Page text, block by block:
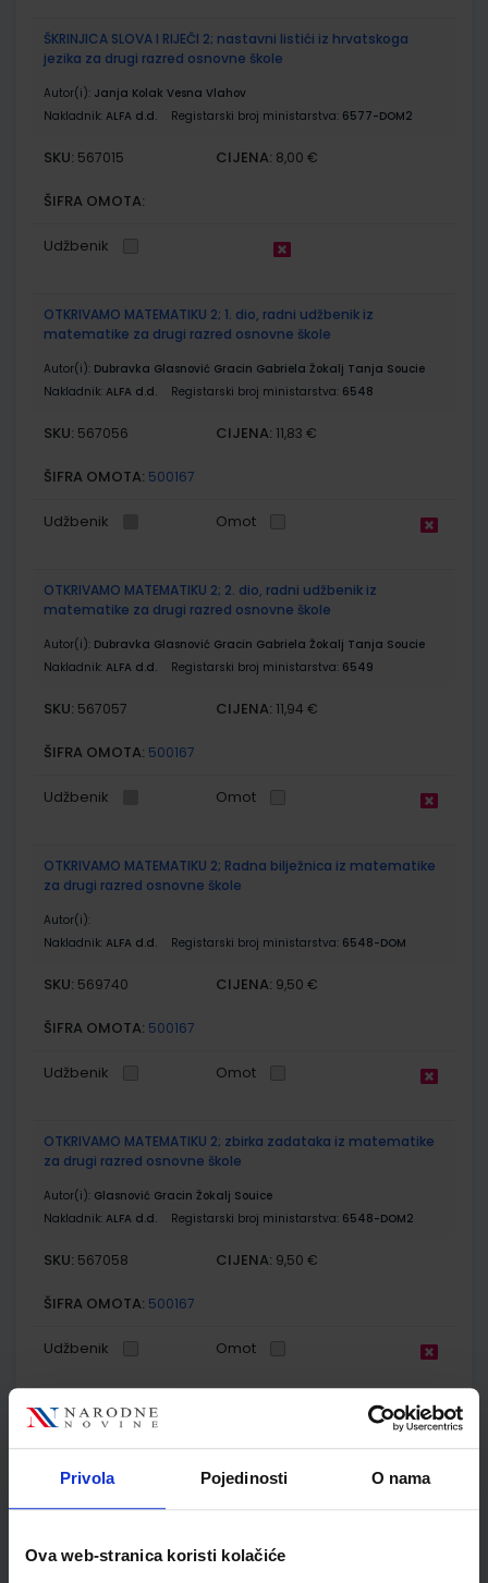
Privola Pojedinosti O nama
Ova web-stranica koristi kolačiće
ŠKRINJICA SLOVA I RIJEČI 2; nastavni listići iz hrvatskoga
jezika za drugi razred osnovne škole
Autor(i): Janja Kolak Vesna Vlahov
Nakladnik: ALFA d.d. Registarski broj ministarstva: 6577-DOM2
SKU: 567015 CIJENA: 8,00 €
ŠIFRA OMOTA:
Udžbenik
OTKRIVAMO MATEMATIKU 2; 1. dio, radni udžbenik iz
matematike za drugi razred osnovne škole
Autor(i): Dubravka Glasnović Gracin Gabriela Žokalj Tanja Soucie
Nakladnik: ALFA d.d. Registarski broj ministarstva: 6548
SKU: 567056 CIJENA: 11,83 €
ŠIFRA OMOTA: 500167
Udžbenik Omot
OTKRIVAMO MATEMATIKU 2; 2. dio, radni udžbenik iz
matematike za drugi razred osnovne škole
Autor(i): Dubravka Glasnović Gracin Gabriela Žokalj Tanja Soucie
Nakladnik: ALFA d.d. Registarski broj ministarstva: 6549
SKU: 567057 CIJENA: 11,94 €
ŠIFRA OMOTA: 500167
Udžbenik Omot
OTKRIVAMO MATEMATIKU 2; Radna bilježnica iz matematike
za drugi razred osnovne škole
Autor(i):
Nakladnik: ALFA d.d. Registarski broj ministarstva: 6548-DOM
SKU: 569740 CIJENA: 9,50 €
ŠIFRA OMOTA: 500167
Udžbenik Omot
OTKRIVAMO MATEMATIKU 2; zbirka zadataka iz matematike
za drugi razred osnovne škole
Autor(i): Glasnović Gracin Žokalj Souice
Nakladnik: ALFA d.d. Registarski broj ministarstva: 6548-DOM2
SKU: 567058 CIJENA: 9,50 €
ŠIFRA OMOTA: 500167
Udžbenik Omot
OTKRIVAMO MATEMATIKU 2; listići za dodatnu nastavu iz
Autor(i):
Dubravka Glasnović Gracin Gabriela Žokalj Tanja Soucie